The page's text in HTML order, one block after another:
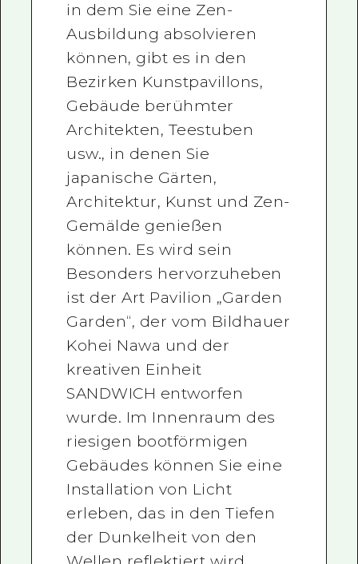
in dem Sie eine Zen-
Ausbildung absolvieren
können, gibt es in den
Bezirken Kunstpavillons,
Gebäude berühmter
Architekten, Teestuben
usw., in denen Sie
japanische Gärten,
Architektur, Kunst und Zen-
Gemälde genießen
können. Es wird sein
Besonders hervorzuheben
ist der Art Pavilion „Garden
Garden“, der vom Bildhauer
Kohei Nawa und der
kreativen Einheit
SANDWICH entworfen
wurde. Im Innenraum des
riesigen bootförmigen
Gebäudes können Sie eine
Installation von Licht
erleben, das in den Tiefen
der Dunkelheit von den